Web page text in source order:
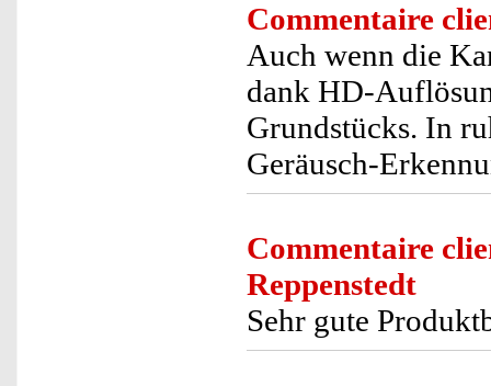
Commentaire
Auch wenn die
dank HD-
Grundstücks. In
Geräusch-
Commentaire
Reppenstedt
Sehr gute